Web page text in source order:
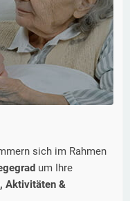
sich im Rahmen
um Ihre
Aktivitäten &